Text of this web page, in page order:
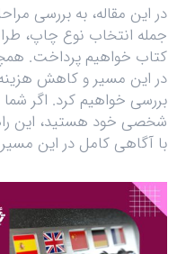
در این مقاله، به بررسی
جمله انتخاب نوع چاپ،
کتاب خواهیم پرداخت.
در این مسیر و کاهش
بررسی خواهیم کرد. اگر
شخصی خود هستید، این
با آگاهی کامل در این مسیر